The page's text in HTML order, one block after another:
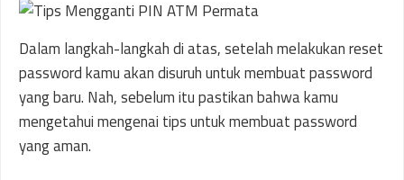
Dalam langkah-langkah di atas, setelah melakukan reset
password kamu akan disuruh untuk membuat password
yang baru. Nah, sebelum itu pastikan bahwa kamu
mengetahui mengenai tips untuk membuat password
yang aman.